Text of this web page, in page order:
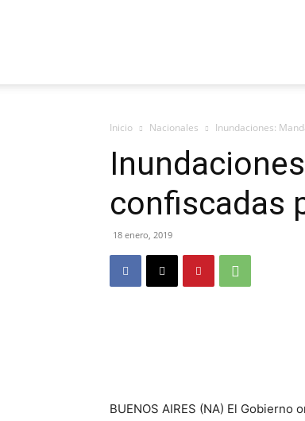
Inicio Nacionales Inundaciones:
confiscadas
18 enero, 2019
BUENOS AIRES (NA) El